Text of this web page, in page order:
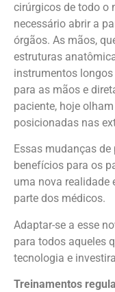
cirúrgicos de todo o
necessário abrir a
órgãos. As mãos,
estruturas
instrumentos
para as mãos e
paciente, hoje
posicionadas nas
Essas mudanças
benefícios para os
uma nova realidade
parte dos médicos.
Adaptar-se a esse
para todos aqueles
tecnologia e
Treinamentos